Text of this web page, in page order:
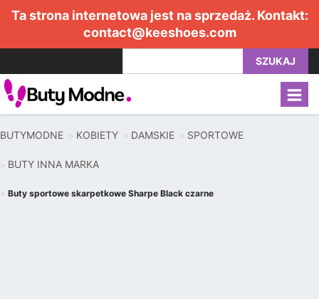
Ta strona internetowa jest na sprzedaż. Kontakt:
contact@keeshoes.com
SZUKAJ
BUTYMODNE KOBIETY DAMSKIE SPORTOWE
BUTY INNA MARKA
Buty sportowe skarpetkowe Sharpe Black czarne